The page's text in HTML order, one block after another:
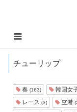
チューリップ
春 (163) 韓国女
レース (3) 空港